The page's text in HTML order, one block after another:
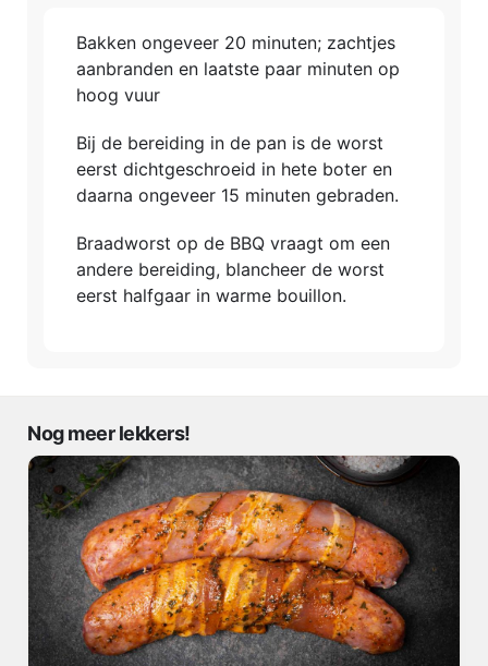
Bakken ongeveer 20 minuten; zachtjes
aanbranden en laatste paar minuten op
hoog vuur
Bij de bereiding in de pan is de worst
eerst dichtgeschroeid in hete boter en
daarna ongeveer 15 minuten gebraden.
Braadworst op de BBQ vraagt om een
andere bereiding, blancheer de worst
eerst halfgaar in warme bouillon.
Nog meer lekkers!